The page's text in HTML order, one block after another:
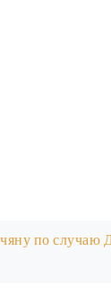
по случаю